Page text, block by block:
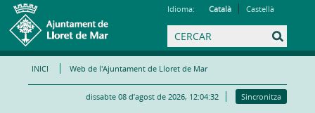
Idioma: Català Castellà
INICI Web de l'Ajuntament de Lloret de Mar
dissabte 08 d’agost de 2026, 12:04:32 Sincronitza